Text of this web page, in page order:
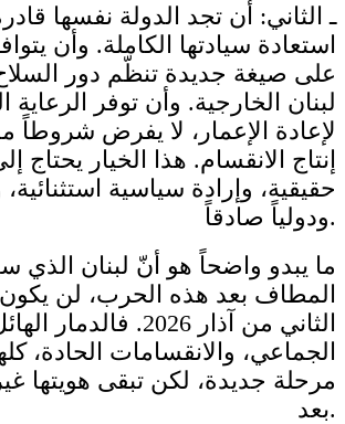
ـ الثاني: أن تجد الدولة نفسها
استعادة سيادتها الكاملة. وأن
على صيغة جديدة تنظّم دور
لبنان الخارجية. وأن توفر الرعاية
لإعادة الإعمار، لا يفرض شروطاً
إنتاج الانقسام. هذا الخيار يحتاج
حقيقية، وإرادة سياسية استثنائية،
ودولياً صادقاً.
ما يبدو واضحاً هو أنّ لبنان الذي
المطاف بعد هذه الحرب، لن يكون
الثاني من آذار 2026.
الجماعي، والانقسامات الحادة،
مرحلة جديدة، لكن تبقى هويتها
بعد.